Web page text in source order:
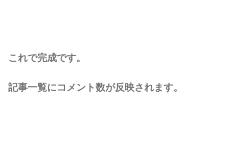
これで完成です。
記事一覧にコメント数が反映されます。